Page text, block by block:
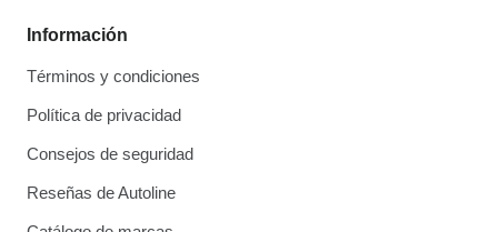
Información
Términos y condiciones
Política de privacidad
Consejos de seguridad
Reseñas de Autoline